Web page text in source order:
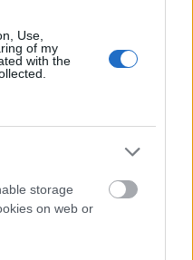
Use,
of my
with the
storage
on web or
15/06/2018 8:39